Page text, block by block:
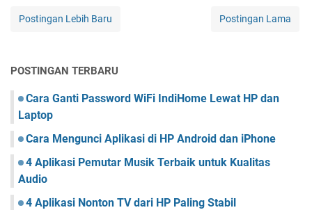
Postingan Lebih Baru Postingan Lama
POSTINGAN TERBARU
Cara Ganti Password WiFi IndiHome Lewat HP dan
Laptop
Cara Mengunci Aplikasi di HP Android dan iPhone
4 Aplikasi Pemutar Musik Terbaik untuk Kualitas
Audio
4 Aplikasi Nonton TV dari HP Paling Stabil